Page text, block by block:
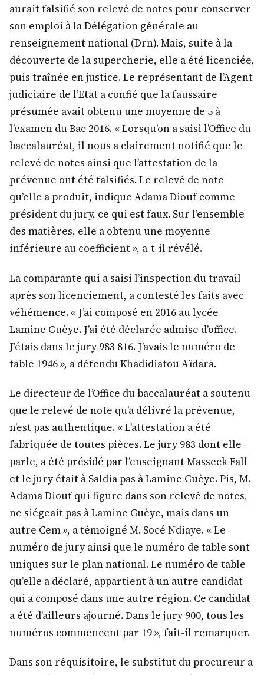
aurait falsifié son relevé de notes pour conserver
son emploi à la Délégation générale au
renseignement national (Drn). Mais, suite à la
découverte de la supercherie, elle a été licenciée,
puis traînée en justice. Le représentant de l’Agent
judiciaire de l’Etat a confié que la faussaire
présumée avait obtenu une moyenne de 5 à
l’examen du Bac 2016. « Lorsqu’on a saisi l’Office du
baccalauréat, il nous a clairement notifié que le
relevé de notes ainsi que l’attestation de la
prévenue ont été falsifiés. Le relevé de note
qu’elle a produit, indique Adama Diouf comme
président du jury, ce qui est faux. Sur l’ensemble
des matières, elle a obtenu une moyenne
inférieure au coefficient », a-t-il révélé.
La comparante qui a saisi l’inspection du travail
après son licenciement, a contesté les faits avec
véhémence. « J’ai composé en 2016 au lycée
Lamine Guèye. J’ai été déclarée admise d’office.
J’étais dans le jury 983 816. J’avais le numéro de
table 1946 », a défendu Khadidiatou Aïdara.
Le directeur de l’Office du baccalauréat a soutenu
que le relevé de note qu’a délivré la prévenue,
n’est pas authentique. « L’attestation a été
fabriquée de toutes pièces. Le jury 983 dont elle
parle, a été présidé par l’enseignant Masseck Fall
et le jury était à Saldia pas à Lamine Guèye. Pis, M.
Adama Diouf qui figure dans son relevé de notes,
ne siégeait pas à Lamine Guèye, mais dans un
autre Cem », a témoigné M. Socé Ndiaye. « Le
numéro de jury ainsi que le numéro de table sont
uniques sur le plan national. Le numéro de table
qu’elle a déclaré, appartient à un autre candidat
qui a composé dans une autre région. Ce candidat
a été d’ailleurs ajourné. Dans le jury 900, tous les
numéros commencent par 19 », fait-il remarquer.
Dans son réquisitoire, le substitut du procureur a